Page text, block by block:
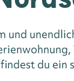
und
du ein